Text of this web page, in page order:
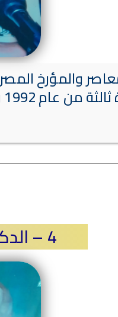
4 – الدكتور / أحمد عبدالقادر الصاوي